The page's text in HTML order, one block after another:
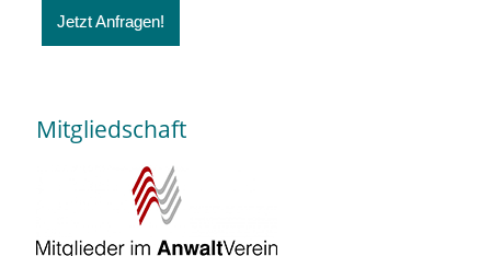
Jetzt Anfragen!
Mitgliedschaft